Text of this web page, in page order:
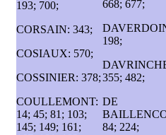
193; 700;
CORSAIN: 343;
COSIAUX: 570;
COSSINIER: 378;
COULLEMONT:
14; 45; 81; 103;
145; 149; 161;
668; 677;
198;
355; 482;
DE
84; 224;